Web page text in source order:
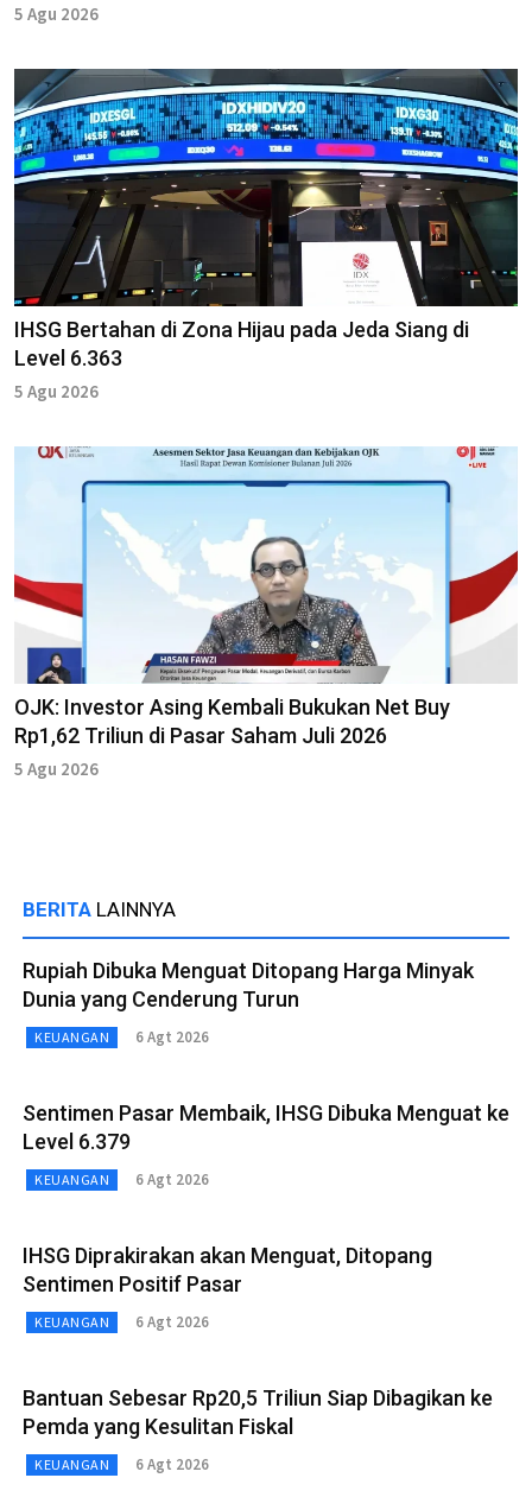
5 Agu 2026
IHSG Bertahan di Zona Hijau pada Jeda Siang di
Level 6.363
5 Agu 2026
OJK: Investor Asing Kembali Bukukan Net Buy
Rp1,62 Triliun di Pasar Saham Juli 2026
5 Agu 2026
BERITA LAINNYA
Rupiah Dibuka Menguat Ditopang Harga Minyak
Dunia yang Cenderung Turun
KEUANGAN 6 Agt 2026
Sentimen Pasar Membaik, IHSG Dibuka Menguat ke
Level 6.379
KEUANGAN 6 Agt 2026
IHSG Diprakirakan akan Menguat, Ditopang
Sentimen Positif Pasar
KEUANGAN 6 Agt 2026
Bantuan Sebesar Rp20,5 Triliun Siap Dibagikan ke
Pemda yang Kesulitan Fiskal
KEUANGAN 6 Agt 2026